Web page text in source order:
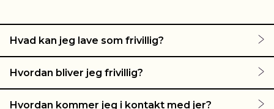
Hvad kan jeg lave som frivillig?
Hvordan bliver jeg frivillig?
Hvordan kommer jeg i kontakt med jer?